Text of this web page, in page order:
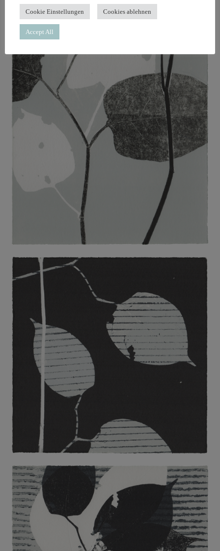
Cookie Einstellungen Cookies ablehnen
Accept All